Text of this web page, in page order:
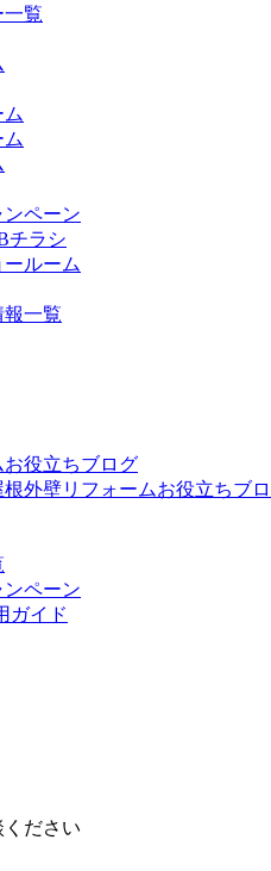
一覧
ペーン
チラシ
ルーム
一覧
役立ちブログ
外壁リフォームお役立ちブロ
ンペーン
ガイド
ださい